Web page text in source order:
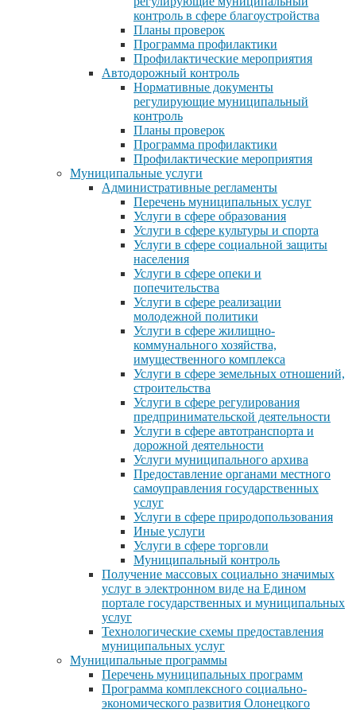
контроль в сфере благоустройства
Планы проверок
Программа профилактики
Профилактические мероприятия
Автодорожный контроль
Нормативные документы
регулирующие муниципальный
контроль
Планы проверок
Программа профилактики
Профилактические мероприятия
Муниципальные услуги
Административные регламенты
Перечень муниципальных услуг
Услуги в сфере образования
Услуги в сфере культуры и спорта
Услуги в сфере социальной защиты
населения
Услуги в сфере опеки и
попечительства
Услуги в сфере реализации
молодежной политики
Услуги в сфере жилищно-
коммунального хозяйства,
имущественного комплекса
Услуги в сфере земельных отношений,
строительства
Услуги в сфере регулирования
предпринимательской деятельности
Услуги в сфере автотранспорта и
дорожной деятельности
Услуги муниципального архива
Предоставление органами местного
самоуправления государственных
услуг
Услуги в сфере природопользования
Иные услуги
Услуги в сфере торговли
Муниципальный контроль
Получение массовых социально значимых
услуг в электронном виде на Едином
портале государственных и муниципальных
услуг
Технологические схемы предоставления
муниципальных услуг
Муниципальные программы
Перечень муниципальных программ
Программа комплексного социально-
экономического развития Олонецкого